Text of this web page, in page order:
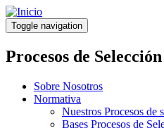
Pasar
al
contenido
principal
Toggle navigation
Procesos de Selección
Sobre Nosotros
Normativa
Nuestros Procesos de
Bases Procesos de